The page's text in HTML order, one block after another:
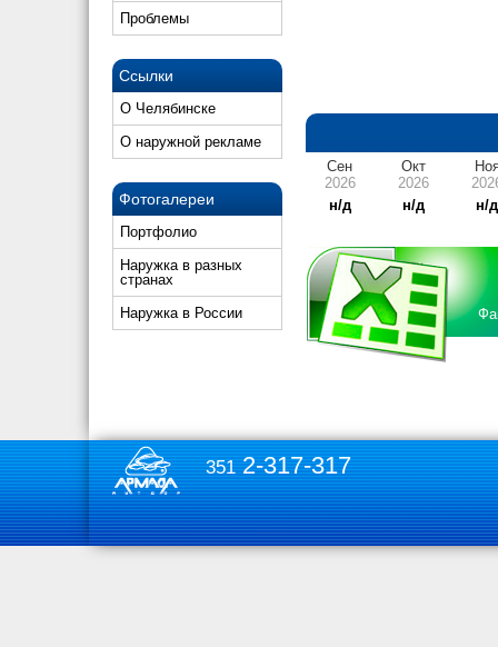
Проблемы
Ссылки
О Челябинске
О наружной рекламе
Фотогалереи
Портфолио
Наружка в разных
странах
Наружка в России
Сен
2026
н/д
Окт
2026
н/д
н/д
3512-317-317